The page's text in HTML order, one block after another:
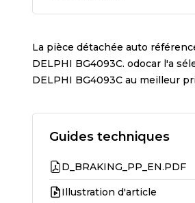
La pièce détachée auto
DELPHI BG4093C. odocar l'a
DELPHI BG4093C au meilleur
Guides techniques
D_BRAKING_PP_EN.PDF
Illustration d'article